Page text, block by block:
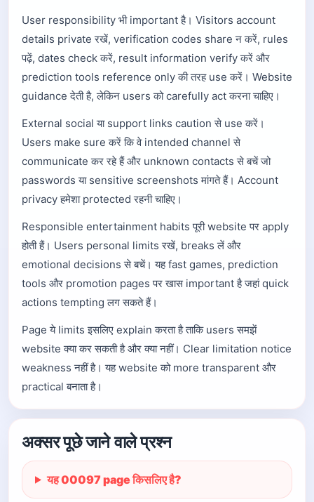
User responsibility भी important है। Visitors account
details private रखें, verification codes share न करें, rules
पढ़ें, dates check करें, result information verify करें और
prediction tools reference only की तरह use करें। Website
guidance देती है, लेकिन users को carefully act करना चाहिए।
External social या support links caution से use करें।
Users make sure करें कि वे intended channel से
communicate कर रहे हैं और unknown contacts से बचें जो
passwords या sensitive screenshots मांगते हैं। Account
privacy हमेशा protected रहनी चाहिए।
Responsible entertainment habits पूरी website पर apply
होती हैं। Users personal limits रखें, breaks लें और
emotional decisions से बचें। यह fast games, prediction
tools और promotion pages पर खास important है जहां quick
actions tempting लग सकते हैं।
Page ये limits इसलिए explain करता है ताकि users समझें
website क्या कर सकती है और क्या नहीं। Clear limitation notice
weakness नहीं है। यह website को more transparent और
practical बनाता है।
अक्सर पूछे जाने वाले प्रश्न
यह 00097 page किसलिए है?